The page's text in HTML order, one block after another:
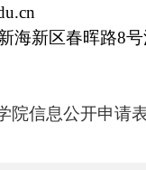
新区春晖路8
院信息公开申请